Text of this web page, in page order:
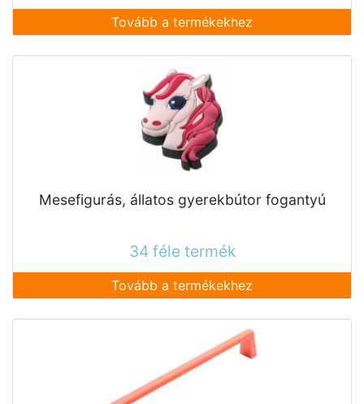
Tovább a termékekhez
Mesefigurás, állatos gyerekbútor fogantyú
34 féle termék
Tovább a termékekhez